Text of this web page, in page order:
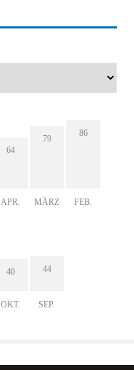
64
APR.
79
MÄRZ
86
FEB.
40
OKT.
44
SEP.